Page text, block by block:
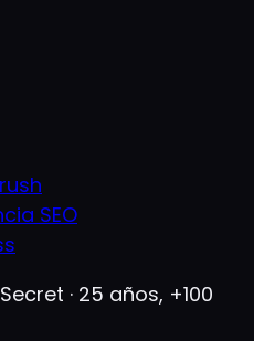
SEO
· 25 años, +100